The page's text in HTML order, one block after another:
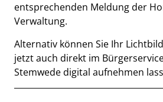
entsprechenden Meldung der
Verwaltung.
Alternativ können Sie Ihr
jetzt auch direkt im
Stemwede digital aufnehmen